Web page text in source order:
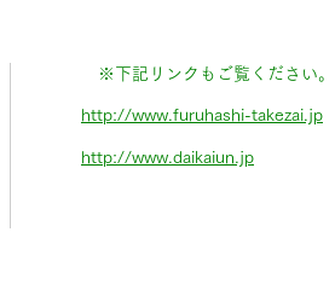
※下記リンクもご覧ください。
http://www.furuhashi-takezai.jp
http://www.daikaiun.jp